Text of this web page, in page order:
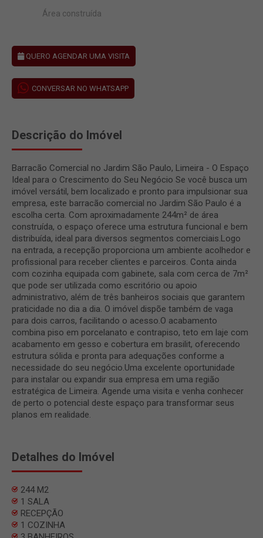
Área construída
QUERO AGENDAR UMA VISITA
CONVERSAR NO WHATSAPP
Descrição do Imóvel
Barracão Comercial no Jardim São Paulo, Limeira - O Espaço
Ideal para o Crescimento do Seu Negócio Se você busca um
imóvel versátil, bem localizado e pronto para impulsionar sua
empresa, este barracão comercial no Jardim São Paulo é a
escolha certa. Com aproximadamente 244m² de área
construída, o espaço oferece uma estrutura funcional e bem
distribuída, ideal para diversos segmentos comerciais.Logo
na entrada, a recepção proporciona um ambiente acolhedor e
profissional para receber clientes e parceiros. Conta ainda
com cozinha equipada com gabinete, sala com cerca de 7m²
que pode ser utilizada como escritório ou apoio
administrativo, além de três banheiros sociais que garantem
praticidade no dia a dia. O imóvel dispõe também de vaga
para dois carros, facilitando o acesso.O acabamento
combina piso em porcelanato e contrapiso, teto em laje com
acabamento em gesso e cobertura em brasilit, oferecendo
estrutura sólida e pronta para adequações conforme a
necessidade do seu negócio.Uma excelente oportunidade
para instalar ou expandir sua empresa em uma região
estratégica de Limeira. Agende uma visita e venha conhecer
de perto o potencial deste espaço para transformar seus
planos em realidade.
Detalhes do Imóvel
244 M2
1 SALA
RECEPÇÃO
1 COZINHA